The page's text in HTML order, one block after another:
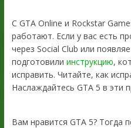
С GTA Online и Rockstar
работают. Если у вас есть
через Social Club или
подготовили инструкцию,
исправить. Читайте, как
Наслаждайтесь GTA 5 в эти
Вам нравится GTA 5? Тогда